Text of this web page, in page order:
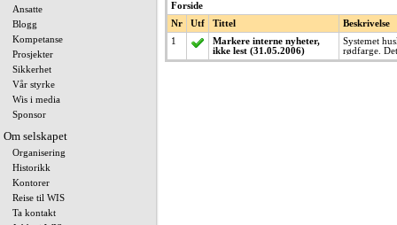
Ansatte
Blogg
Kompetanse
Prosjekter
Sikkerhet
Vår styrke
Wis i media
Sponsor
Om selskapet
Organisering
Historikk
Kontorer
Reise til WIS
Ta kontakt
Forside
Nr
Utf Tittel
Beskrivelse
1
Markere interne nyheter,
ikke lest (31.05.2006)
Systemet
rødfarge.